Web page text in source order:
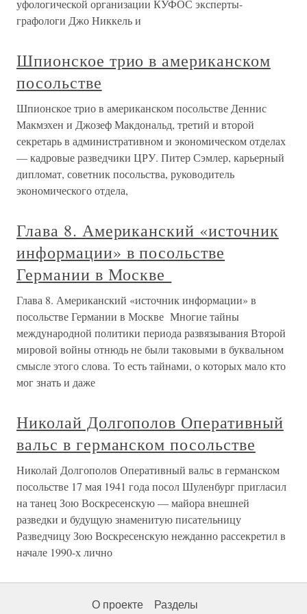
уфологической организации КУФОС эксперты-
графологи Джо Никкель и
Шпионское трио в американском
посольстве
Шпионское трио в американском посольстве Деннис
Макмэхен и Джозеф Макдональд, третий и второй
секретарь в административном и экономическом отделах
— кадровые разведчики ЦРУ. Питер Сэмлер, карьерный
дипломат, советник посольства, руководитель
экономического отдела,
Глава 8. Американский «источник
информации» в посольстве
Германии в Москве
Глава 8. Американский «источник информации» в
посольстве Германии в Москве Многие тайны
международной политики периода развязывания Второй
мировой войны отнюдь не были таковыми в буквальном
смысле этого слова. То есть тайнами, о которых мало кто
мог знать и даже
Николай Долгополов Оперативный
вальс в германском посольстве
Николай Долгополов Оперативный вальс в германском
посольстве 17 мая 1941 года посол Шуленбург пригласил
на танец Зою Воскресенскую — майора внешней
разведки и будущую знаменитую писательницу
Разведчицу Зою Воскресенскую нежданно рассекретил в
начале 1990-х лично
О проекте Разделы